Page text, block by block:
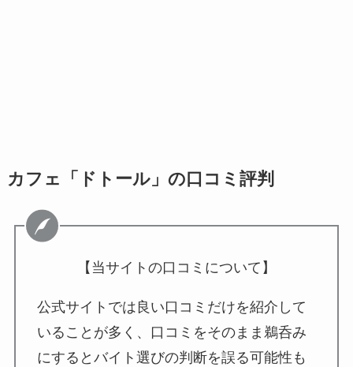
カフェ「ドトール」の口コミ評判
【当サイトの口コミについて】
公式サイトでは良い口コミだけを紹介して
いることが多く、口コミをそのまま鵜呑み
にするとバイト選びの判断を誤る可能性も